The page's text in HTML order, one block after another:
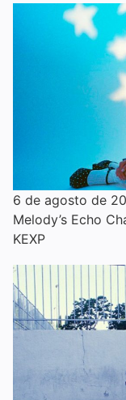
6 de agosto de
Melody’s Echo
KEXP